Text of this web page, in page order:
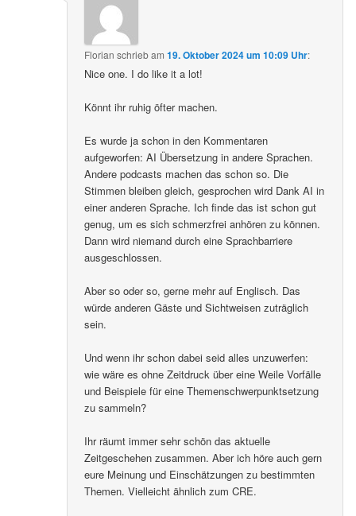
Florian schriebam19. Oktober 2024 um 10:09 Uhr:
Nice one. I do like it a lot!
Könnt ihr ruhig öfter machen.
Es wurde ja schon in den Kommentaren
aufgeworfen: AI Übersetzung in andere Sprachen.
Andere podcasts machen das schon so. Die
Stimmen bleiben gleich, gesprochen wird Dank AI in
einer anderen Sprache. Ich finde das ist schon gut
genug, um es sich schmerzfrei anhören zu können.
Dann wird niemand durch eine Sprachbarriere
ausgeschlossen.
Aber so oder so, gerne mehr auf Englisch. Das
würde anderen Gäste und Sichtweisen zuträglich
sein.
Und wenn ihr schon dabei seid alles unzuwerfen:
wie wäre es ohne Zeitdruck über eine Weile Vorfälle
und Beispiele für eine Themenschwerpunktsetzung
zu sammeln?
Ihr räumt immer sehr schön das aktuelle
Zeitgeschehen zusammen. Aber ich höre auch gern
eure Meinung und Einschätzungen zu bestimmten
Themen. Vielleicht ähnlich zum CRE.